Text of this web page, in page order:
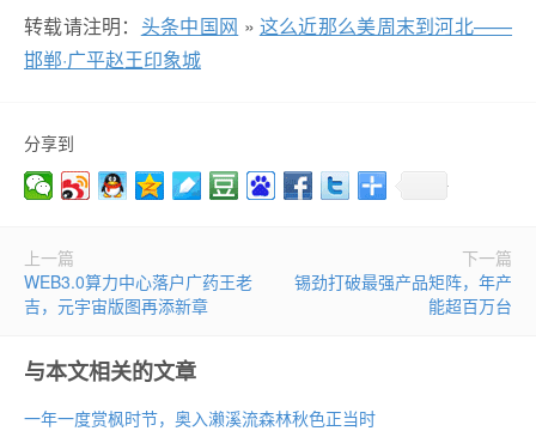
转载请注明： 头条中国网 » 这么近那么美周末到河北——
邯郸·广平赵王印象城
分享到
上一篇
WEB3.0算力中心落户广药王老
吉，元宇宙版图再添新章
下一篇
锡劲打破最强产品矩阵，年产
能超百万台
与本文相关的文章
一年一度赏枫时节，奥入濑溪流森林秋色正当时